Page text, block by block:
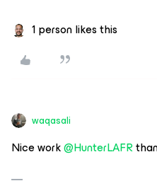
1 person likes this
waqasali
Nice work@HunterLAFR